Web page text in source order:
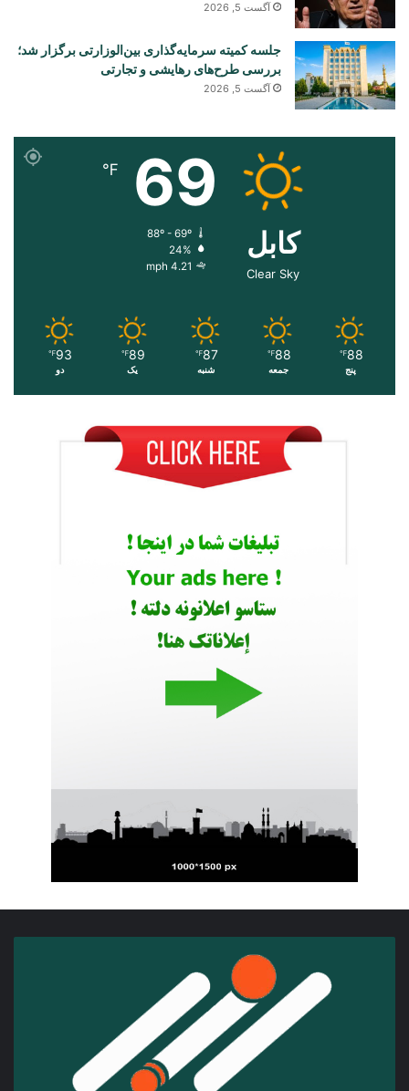
آگست 5, 2026
جلسه کمیته سرمایه‌گذاری بین‌الوزارتی برگزار شد؛
بررسی طرح‌های رهایشی و تجارتی
آگست 5, 2026
کابل
Clear Sky
69
℉
88º - 69º
24%
4.21 mph
88
℉
پنج
88
℉
جمعه
87
℉
شنبه
89
℉
یک
93
℉
دو